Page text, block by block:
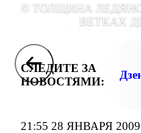
21:55 28 ЯНВАРЯ 2009
© ТОЛЩИНА
ВЕТКАХ
СЛЕДИТЕ ЗА
НОВОСТЯМИ: